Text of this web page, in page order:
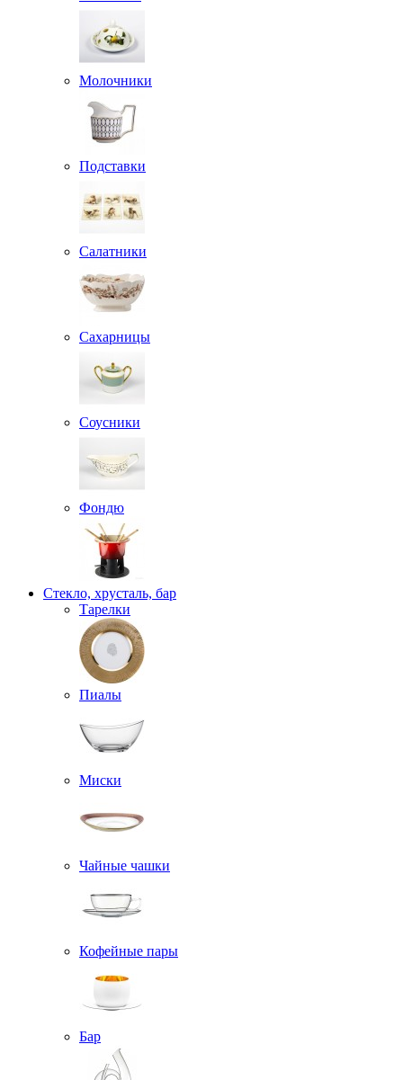
Молочники
Подставки
Салатники
Сахарницы
Соусники
Фондю
Стекло, хрусталь, бар
Тарелки
Пиалы
Миски
Чайные чашки
Кофейные пары
Бар